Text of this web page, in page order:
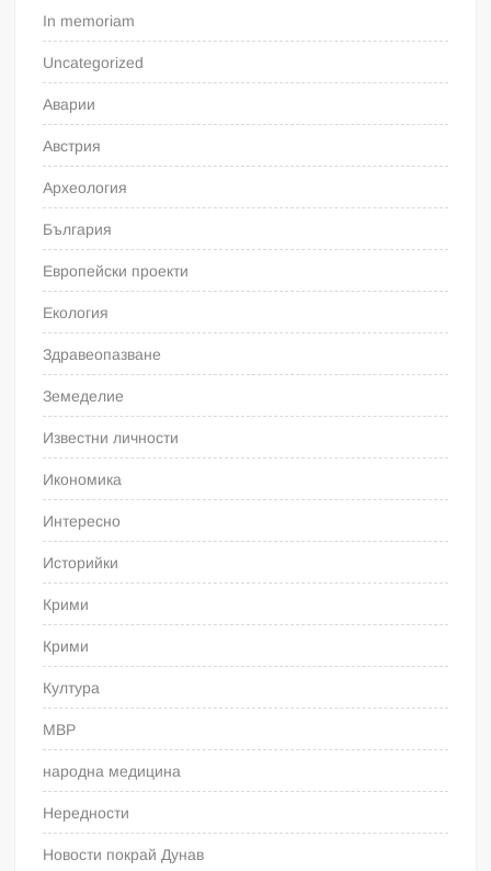
In memoriam
Uncategorized
Аварии
Австрия
Археология
България
Европейски проекти
Екология
Здравеопазване
Земеделие
Известни личности
Икономика
Интересно
Историйки
Крими
Крими
Култура
МВР
народна медицина
Нередности
Новости покрай Дунав